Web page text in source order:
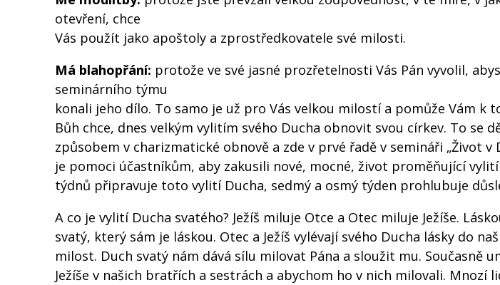
otevření, chce
Vás použít jako apoštoly a zprostředkovatele své milosti.
Má blahopřání: protože ve své jasné prozřetelnosti Vás Pán vyvolil,
seminárního týmu
konali jeho dílo. To samo je už pro Vás velkou milostí a pomůže Vám k
Bůh chce, dnes velkým vylitím svého Ducha obnovit svou církev. To se
způsobem v charizmatické obnově a zde v prvé řadě v semináři „Život v
je pomoci účastníkům, aby zakusili nové, mocné, život proměňující
týdnů připravuje toto vylití Ducha, sedmý a osmý týden prohlubuje
A co je vylití Ducha svatého? Ježíš miluje Otce a Otec miluje Ježíše.
svatý, který sám je láskou. Otec a Ježíš vylévají svého Ducha lásky do
milost. Duch svatý nám dává sílu milovat Pána a sloužit mu. Současně
Ježíše v našich bratřích a sestrách a abychom ho v nich milovali. Mnozí